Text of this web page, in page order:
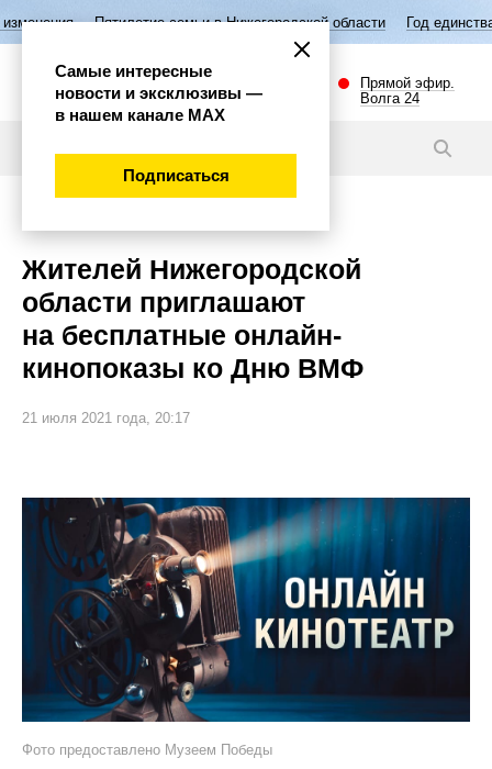
семьи в Нижегородской области Год единства народов
Прямой эфир.
Волга 24
Жителей Нижегородской
области приглашают
на бесплатные онлайн-
кинопоказы ко Дню ВМФ
21 июля 2021 года, 20:17
Фото предоставлено Музеем Победы
Самые интересные
новости и эксклюзивы —
в нашем канале МАХ
Подписаться